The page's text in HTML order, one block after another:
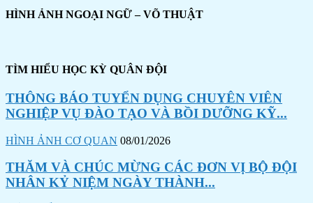
HÌNH ẢNH NGOẠI NGỮ – VÕ THUẬT
TÌM HIỂU HỌC KỲ QUÂN ĐỘI
THÔNG BÁO TUYỂN DỤNG CHUYÊN VIÊN
NGHIỆP VỤ ĐÀO TẠO VÀ BỒI DƯỠNG KỸ...
HÌNH ẢNH CƠ QUAN 08/01/2026
THĂM VÀ CHÚC MỪNG CÁC ĐƠN VỊ BỘ ĐỘI
NHÂN KỶ NIỆM NGÀY THÀNH...